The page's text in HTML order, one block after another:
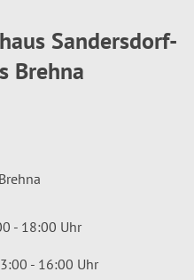
Sandersdorf-
Brehna
- 18:00 Uhr
- 16:00 Uhr